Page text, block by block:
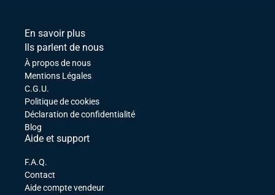
En savoir plus
Ils parlent de nous
À propos de nous
Mentions Légales
C.G.U.
Politique de cookies
Déclaration de confidentialité
Blog
Aide et support
F.A.Q.
Contact
Aide compte vendeur